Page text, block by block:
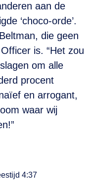
aan de
‘choco-orde’.
die geen
is. “Het zou
om alle
procent
en arrogant,
waar wij
4:37